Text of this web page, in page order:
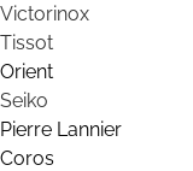
Victorinox
Tissot
Orient
Seiko
Pierre Lannier
Coros